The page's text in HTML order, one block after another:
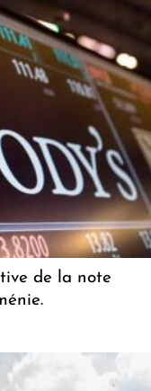
de la note